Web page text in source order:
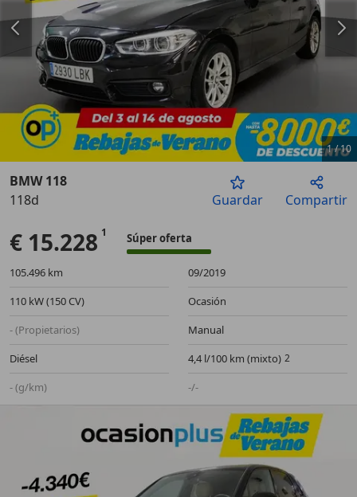
Anterior
1/10
BMW 118
118d
Guardar Compartir
€ 15.228 Súper oferta
105.496 km
09/2019
110 kW (150 CV)
Ocasión
- (Propietarios)
Manual
Diésel
4,4 l/100 km (mixto)
- (g/km)
-/-